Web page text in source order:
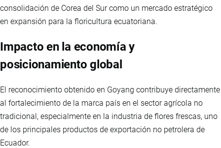
consolidación de Corea del Sur como un mercado estratégico
en expansión para la floricultura ecuatoriana.
Impacto en la economía y
posicionamiento global
El reconocimiento obtenido en Goyang contribuye directamente
al fortalecimiento de la marca país en el sector agrícola no
tradicional, especialmente en la industria de flores frescas, uno
de los principales productos de exportación no petrolera de
Ecuador.